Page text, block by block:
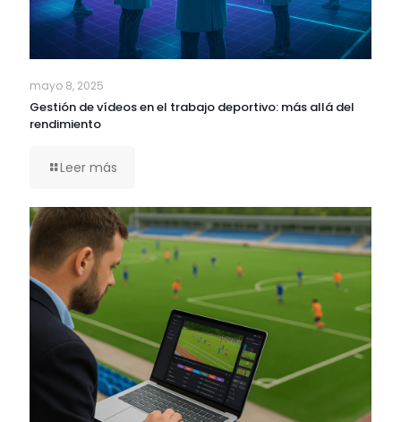
mayo 8, 2025
Gestión de vídeos en el trabajo deportivo: más allá del
rendimiento
Leer más